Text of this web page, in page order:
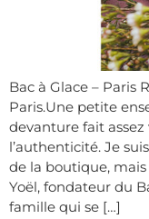
Bac à Glace – Paris
Paris.Une petite
devanture fait assez
l’authenticité. Je
de la boutique,
Yoël, fondateur du
famille qui se […]